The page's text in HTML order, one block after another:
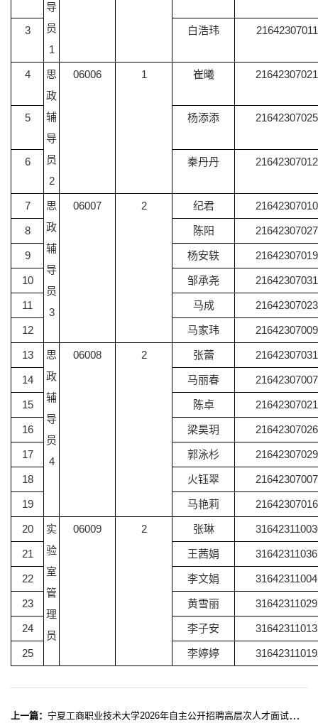
导
员
1
3 白浩玮
4
思
政
辅
导
员
2
06006 1 崔曦
5 杨添添
6 秦丹丹
7
思
政
辅
导
员
3
06007 2 纪君
8 陈阳
9 杨安轶
10 邹承尧
11 马成
12 马家玮
13
思
政
辅
导
员
4
06008 2 张蕾
14 马丽春
15 陈卓
16 梁昊玥
17 郭泳杉
18 火钰翠
19 马艳莉
20
实
验
室
管
理
员
06009 2 张琳
21 王茜娟
22 李文娟
23 黄雪丽
24 李子安
25 李婷婷
上一篇： 宁夏工商职业技术大学2026年自主公开招聘高层次人才面试成绩及拟体检人员公示公告（三）